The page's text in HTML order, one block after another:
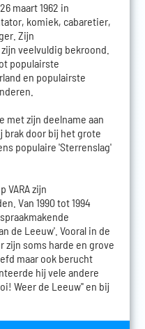
maart 1962 in
komiek, cabaretier,
Zijn
veelvuldig bekroond.
populairste
en populairste
met zijn deelname aan
brak door bij het grote
populaire 'Sterrenslag'
VARA zijn
Van 1990 tot 1994
de Leeuw'. Vooral in de
zijn soms harde en grove
maar ook berucht
hij vele andere
Weer de Leeuw'' en bij